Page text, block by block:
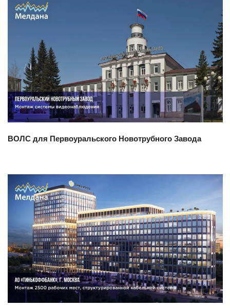
Смотреть проект
ВОЛС для Первоуральского Новотрубного Завода
Смотреть проект